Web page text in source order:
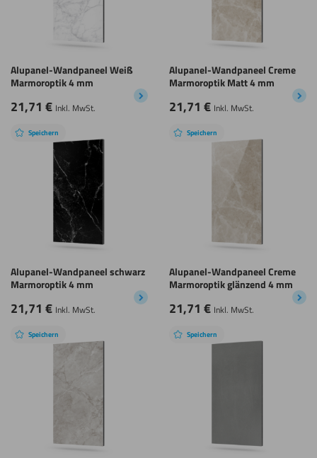
Alupanel-Wandpaneel Weiß
Marmoroptik 4 mm
21,71 € Inkl. MwSt.
Alupanel-Wandpaneel Creme
Marmoroptik Matt 4 mm
21,71 € Inkl. MwSt.
Speichern
Alupanel-Wandpaneel schwarz
Marmoroptik 4 mm
21,71 € Inkl. MwSt.
Speichern
Alupanel-Wandpaneel Creme
Marmoroptik glänzend 4 mm
21,71 € Inkl. MwSt.
Speichern Speichern